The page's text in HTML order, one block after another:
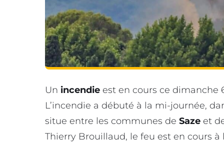
Un incendie est en cours ce
L’incendie a débuté à la mi-journée,
situe entre les communes de Saze et
Thierry Brouillaud, le feu est en cours